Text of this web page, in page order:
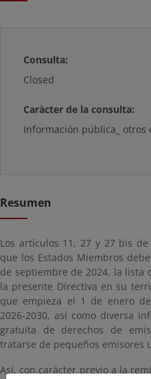
Consulta:
Closed
Caràcter de la consulta:
Información pública_ otros
Resumen
Los artículos 11, 27 y 27 bis
que los Estados Miembros
de septiembre de 2024, la lista
la presente Directiva en su
que empieza el 1 de enero
2026-2030, así como diversa
gratuita de derechos de
tratarse de pequeños emisores
Así, con carácter previo a la